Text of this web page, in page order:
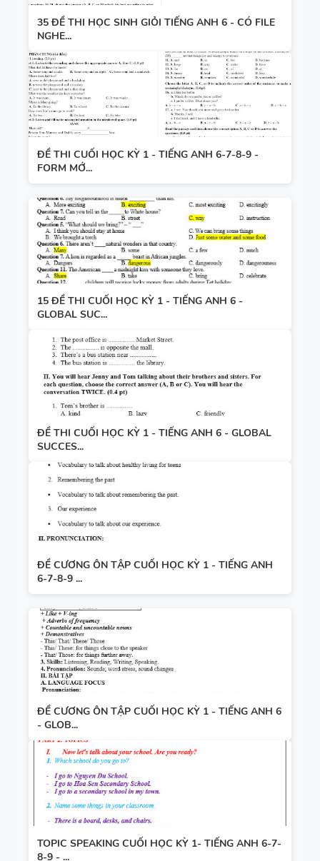
35 ĐỀ THI HỌC SINH GIỎI TIẾNG ANH 6 - CÓ FILE
NGHE...
ĐỀ THI CUỐI HỌC KỲ 1 - TIẾNG ANH 6-7-8-9 -
FORM MỚ...
15 ĐỀ THI CUỐI HỌC KỲ 1 - TIẾNG ANH 6 -
GLOBAL SUC...
ĐỀ THI CUỐI HỌC KỲ 1 - TIẾNG ANH 6 - GLOBAL
SUCCES...
ĐỀ CƯƠNG ÔN TẬP CUỐI HỌC KỲ 1 - TIẾNG ANH
6-7-8-9 ...
ĐỀ CƯƠNG ÔN TẬP CUỐI HỌC KỲ 1 - TIẾNG ANH 6
- GLOB...
TOPIC SPEAKING CUỐI HỌC KỲ 1- TIẾNG ANH 6-7-
8-9 - ...